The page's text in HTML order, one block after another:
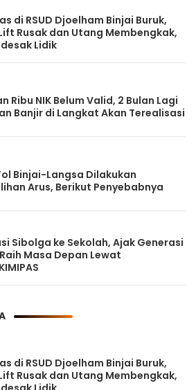
di RSUD Djoelham Binjai Buruk,
Rusak dan Utang Membengkak,
Lidik
Ribu NIK Belum Valid, 2 Bulan Lagi
Banjir di Langkat Akan Terealisasi
Binjai-Langsa Dilakukan
Arus, Berikut Penyebabnya
Sibolga ke Sekolah, Ajak Generasi
Masa Depan Lewat
di RSUD Djoelham Binjai Buruk,
Rusak dan Utang Membengkak,